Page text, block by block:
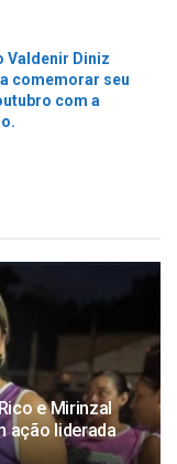
Valdenir Diniz
comemorar seu
com a
e Mirinzal
ação liderada